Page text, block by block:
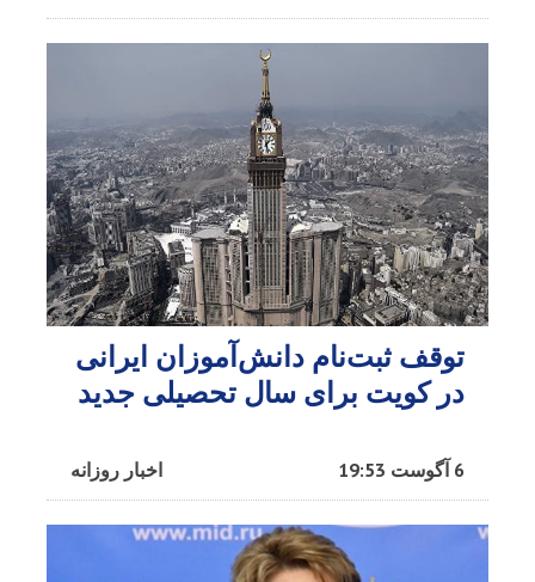
توقف ثبت‌نام دانش‌آموزان ایرانی
در کویت برای سال تحصیلی جدید
اخبار روزانه 6 آگوست 19:53